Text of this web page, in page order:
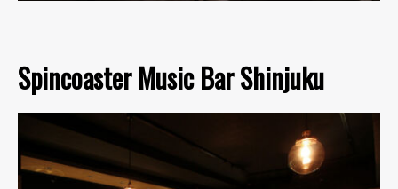
Spincoaster Music Bar Shinjuku